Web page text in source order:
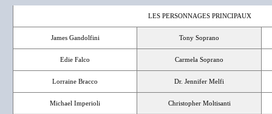
LES PERSONNAGES PRINCIPAUX
James Gandolfini Tony Soprano
Edie Falco Carmela Soprano
Lorraine Bracco Dr. Jennifer Melfi
Michael Imperioli Christopher Moltisanti